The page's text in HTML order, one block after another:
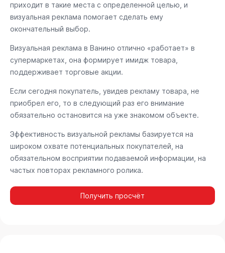
приходит в такие места с определенной целью, и
визуальная реклама помогает сделать ему
окончательный выбор.
Визуальная реклама в Ванино отлично «работает» в
супермаркетах, она формирует имидж товара,
поддерживает торговые акции.
Если сегодня покупатель, увидев рекламу товара, не
приобрел его, то в следующий раз его внимание
обязательно остановится на уже знакомом объекте.
Эффективность визуальной рекламы базируется на
широком охвате потенциальных покупателей, на
обязательном восприятии подаваемой информации, на
частых повторах рекламного ролика.
Получить просчёт